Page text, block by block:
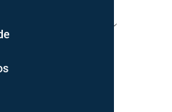
| ALMOFADAS